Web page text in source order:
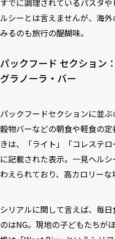
すでに調理されているパスタ
ルシーとは言えませんが、海
みるのも旅行の醍醐味。
パックフード セクション
グラノーラ・バー
パックフードセクションに並ぶ
穀物バーなどの朝食や軽食の
きは、「ライト」「コレステ
に記載された表示。一見ヘル
わえられており、高カロリーな
シリアルに関して言えば、毎
のはNG。現地の子どもたちが